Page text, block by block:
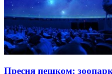
Пресня пешком: